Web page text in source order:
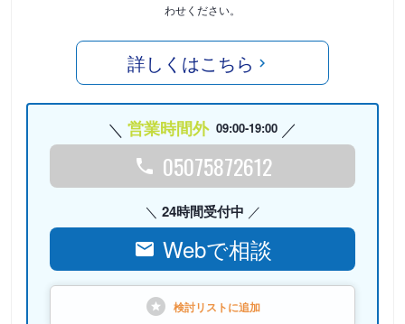
わせください。
詳しくはこちら
営業時間外 09:00-19:00
05075872612
24時間受付中
Webで相談
検討リストに追加